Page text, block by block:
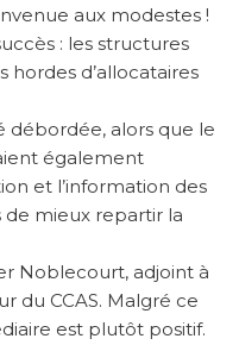
aux modestes !
: les structures
hordes d’allocataires
débordée, alors que le
également
et l’information des
de mieux repartir la
Noblecourt, adjoint à
du CCAS. Malgré ce
est plutôt positif.